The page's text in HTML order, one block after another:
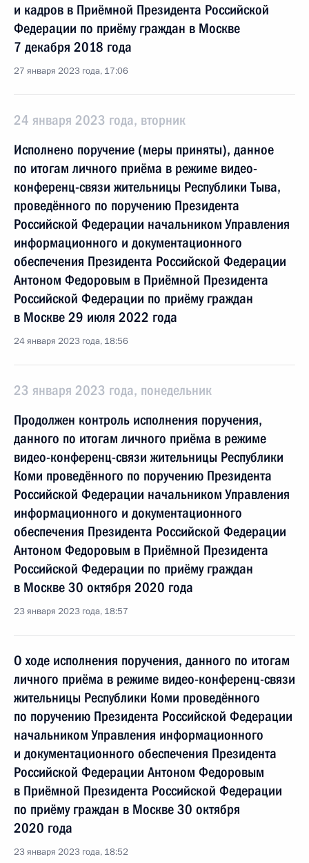
и кадров в Приёмной Президента Российской
Федерации по приёму граждан в Москве
7 декабря 2018 года
27 января 2023 года, 17:06
24 января 2023 года, вторник
Исполнено поручение (меры приняты), данное
по итогам личного приёма в режиме видео-
конференц-связи жительницы Республики Тыва,
проведённого по поручению Президента
Российской Федерации начальником Управления
информационного и документационного
обеспечения Президента Российской Федерации
Антоном Федоровым в Приёмной Президента
Российской Федерации по приёму граждан
в Москве 29 июля 2022 года
24 января 2023 года, 18:56
23 января 2023 года, понедельник
Продолжен контроль исполнения поручения,
данного по итогам личного приёма в режиме
видео-конференц-связи жительницы Республики
Коми проведённого по поручению Президента
Российской Федерации начальником Управления
информационного и документационного
обеспечения Президента Российской Федерации
Антоном Федоровым в Приёмной Президента
Российской Федерации по приёму граждан
в Москве 30 октября 2020 года
23 января 2023 года, 18:57
О ходе исполнения поручения, данного по итогам
личного приёма в режиме видео-конференц-связи
жительницы Республики Коми проведённого
по поручению Президента Российской Федерации
начальником Управления информационного
и документационного обеспечения Президента
Российской Федерации Антоном Федоровым
в Приёмной Президента Российской Федерации
по приёму граждан в Москве 30 октября
2020 года
23 января 2023 года, 18:52